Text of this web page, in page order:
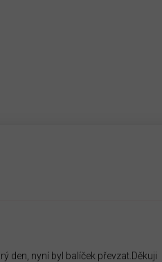
den, nyní byl balíček převzat.Děkuji